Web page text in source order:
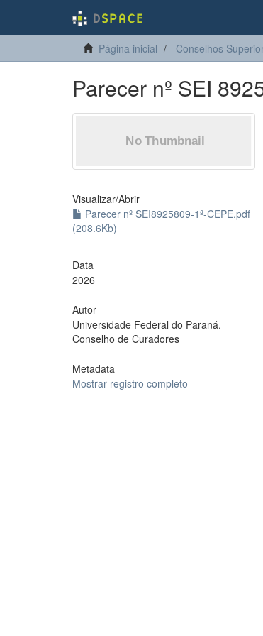
Página inicial Conselhos
Parecer nº SEI
Visualizar/Abrir
Parecer nº SEI8925809-1ª-CEPE.pdf
(208.6Kb)
Data
2026
Autor
Universidade Federal do Paraná.
Conselho de Curadores
Metadata
Mostrar registro completo